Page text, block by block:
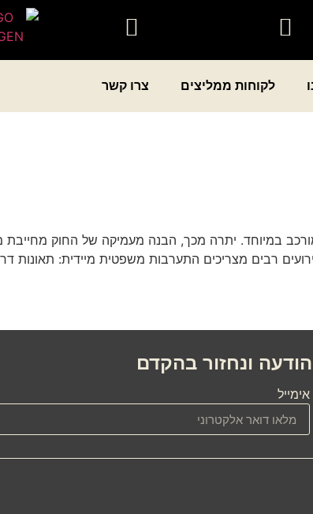
לקוחות ממליצים צרו קשר
מורכב במיוחד. יתרה מכך, הבנה מעמיקה של החוק
רבים מצריכים התערבות משפטית מיידית: תאונות
אימייל